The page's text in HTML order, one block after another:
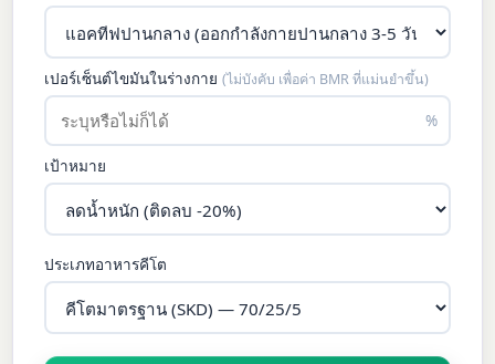
เปอร์เซ็นต์ไขมันในร่างกาย(ไม่บังคับ เพื่อค่า BMR ที่แม่นยำขึ้น)
%
เป้าหมาย
ประเภทอาหารคีโต